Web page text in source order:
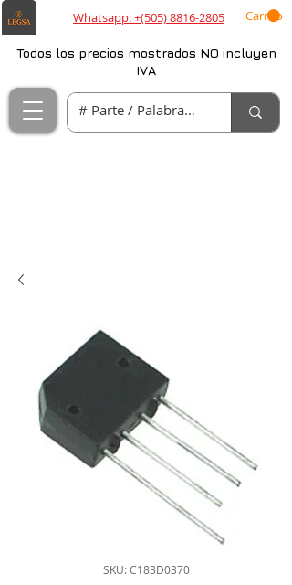
Whatsapp: +(505) 8816-2805 Carrito
Todos los precios mostrados NO incluyen
IVA
SKU: C183D0370